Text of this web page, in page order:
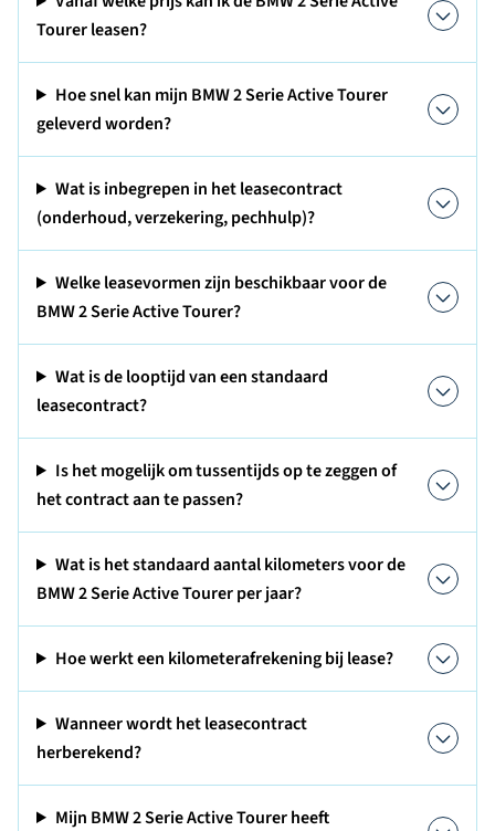
Tourer leasen?
Hoe snel kan mijn BMW 2 Serie Active Tourer
geleverd worden?
Wat is inbegrepen in het leasecontract
(onderhoud, verzekering, pechhulp)?
Welke leasevormen zijn beschikbaar voor de
BMW 2 Serie Active Tourer?
Wat is de looptijd van een standaard
leasecontract?
Is het mogelijk om tussentijds op te zeggen of
het contract aan te passen?
Wat is het standaard aantal kilometers voor de
BMW 2 Serie Active Tourer per jaar?
Hoe werkt een kilometerafrekening bij lease?
Wanneer wordt het leasecontract
herberekend?
Mijn BMW 2 Serie Active Tourer heeft